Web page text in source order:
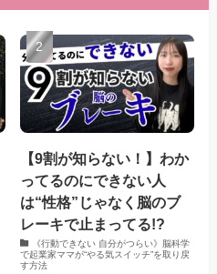
【9割が知らない！】わか
ってるのにできない人
は“性格”じゃなく脳のブ
レーキで止まってる!?
《行動できない 自分がつらい》脳科学
で起業家ママが“やる気スイッチ”を取り戻
す方法